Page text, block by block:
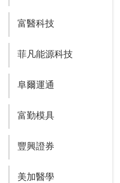
富醫科技
菲凡能源科技
阜爾運通
富勤模具
豐興證券
美加醫學